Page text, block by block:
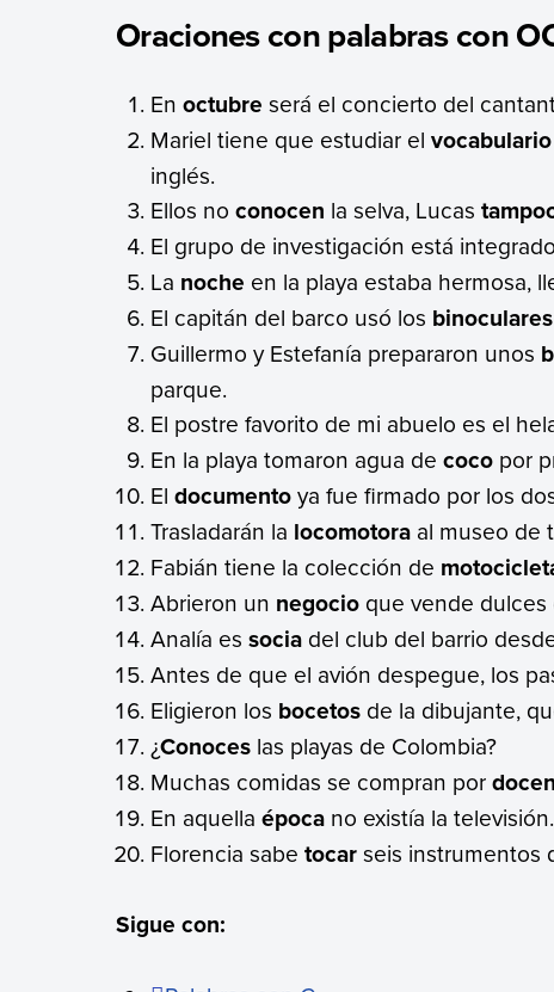
Oraciones con palabras con
Enoctubre será el concierto del
Mariel tiene que estudiar elvocabulario
inglés.
Ellos noconocen la selva, Lucas
El grupo de investigación está
La noche en la playa estaba hermosa,
El capitán del barco usó los binoculares
Guillermo y Estefanía prepararon unos
parque.
El postre favorito de mi abuelo es el
En la playa tomaron agua decoco por
Eldocumentoya fue firmado por los
Trasladarán la locomotora al museo de
Fabián tiene la colección de
Abrieron un negocio que vende
Analía essocia del club del barrio
Antes de que el avión despegue, los
Eligieron los bocetos de la dibujante,
¿Conoces las playas de Colombia?
Muchas comidas se compran por
En aquellaépoca no existía la televisión.
Florencia sabetocarseis instrumentos
Sigue con: